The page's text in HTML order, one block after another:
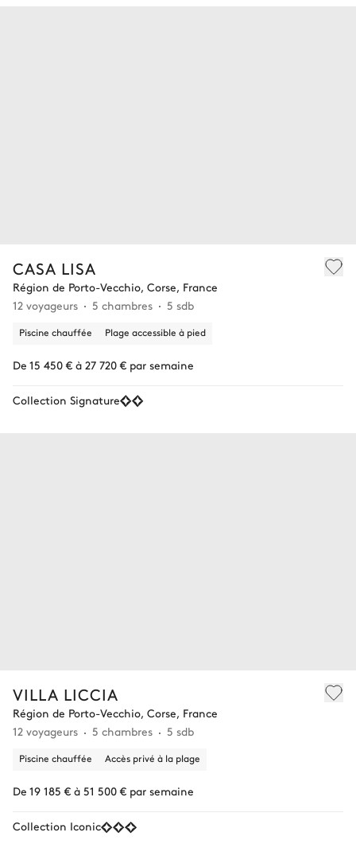
CASA LISA
Région de Porto-Vecchio, Corse, France
12 voyageurs
5 chambres 5 sdb
Piscine chauffée Plage accessible à pied
De 15 450 € à 27 720 € par semaine
Collection Signature
VILLA LICCIA
Région de Porto-Vecchio, Corse, France
12 voyageurs
5 chambres 5 sdb
Piscine chauffée Accès privé à la plage
De 19 185 € à 51 500 € par semaine
Collection Iconic